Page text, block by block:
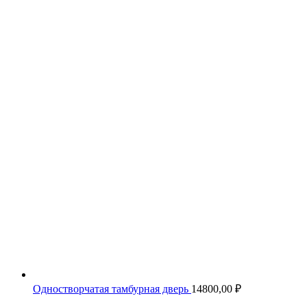
Одностворчатая тамбурная дверь 14800,00 ₽